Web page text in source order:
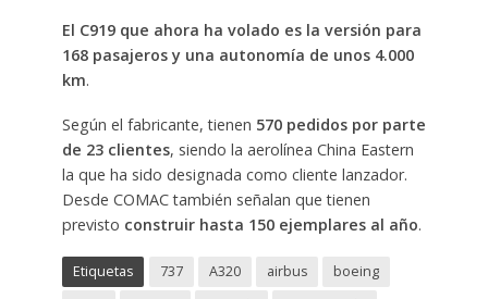
El C919 que ahora ha volado es la versión para
168 pasajeros y una autonomía de unos 4.000
km.
Según el fabricante, tienen 570 pedidos por parte
de 23 clientes, siendo la aerolínea China Eastern
la que ha sido designada como cliente lanzador.
Desde COMAC también señalan que tienen
previsto construir hasta 150 ejemplares al año.
Etiquetas 737 A320 airbus
boeing